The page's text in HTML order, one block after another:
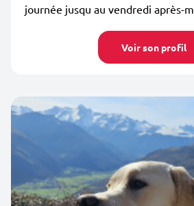
journée jusqu au vendredi après-
Voir son profil